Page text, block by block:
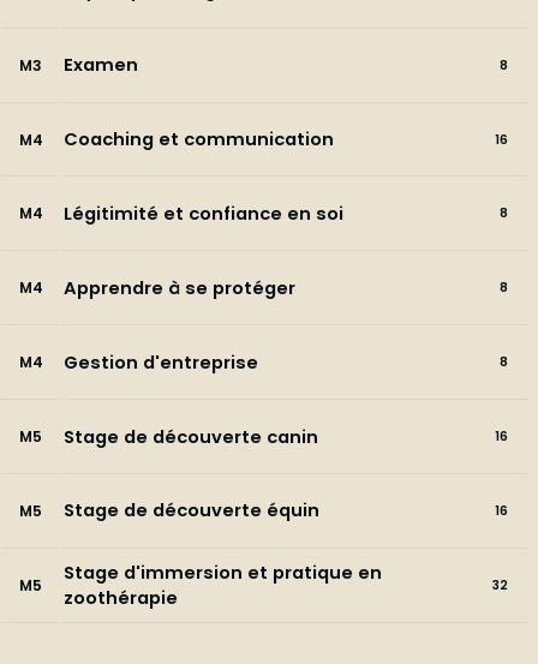
M3 Examen 8
M4 Coaching et communication 16
M4 Légitimité et confiance en soi 8
M4 Apprendre à se protéger 8
M4 Gestion d'entreprise 8
M5 Stage de découverte canin 16
M5 Stage de découverte équin 16
M5
Stage d'immersion et pratique en
zoothérapie
32